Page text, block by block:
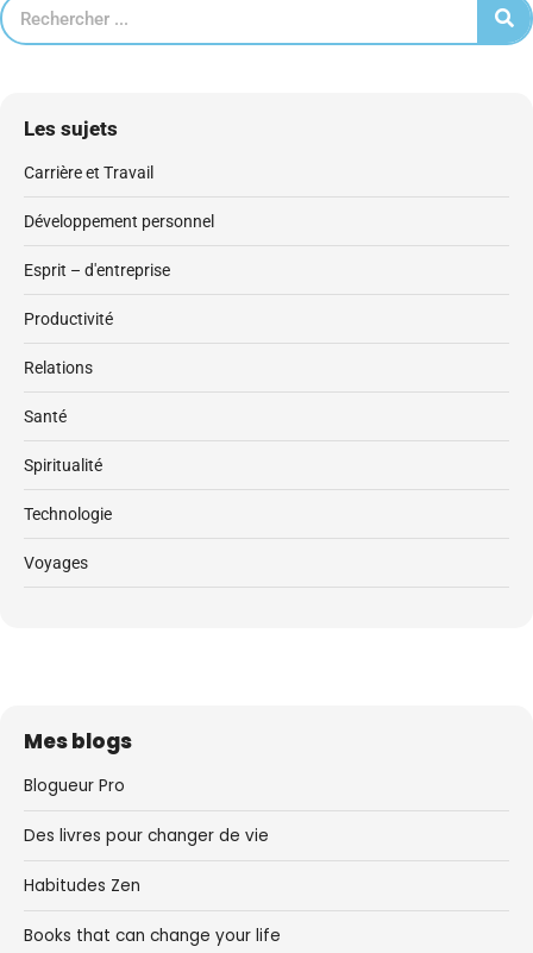
Les sujets
Carrière et Travail
Développement personnel
Esprit – d'entreprise
Productivité
Relations
Santé
Spiritualité
Technologie
Voyages
Mes blogs
Blogueur Pro
Des livres pour changer de vie
Habitudes Zen
Books that can change your life